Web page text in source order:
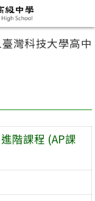
灣科技大學高中
階課程 (AP課